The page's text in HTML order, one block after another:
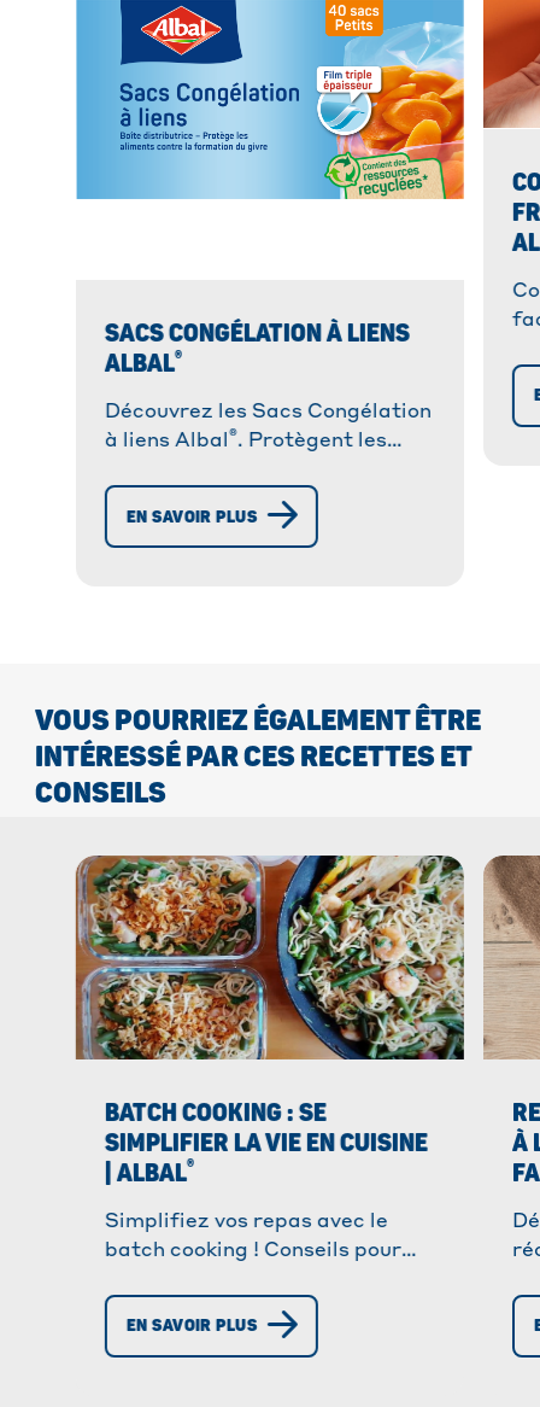
SACS CONGÉLATION À LIENS
ALBAL®
Découvrez les Sacs Congélation
à liens Albal®. Protègent les
givre. Simples à utiliser !
EN SAVOIR PLUS
VOUS POURRIEZ ÉGALEMENT ÊTRE
INTÉRESSÉ PAR CES RECETTES ET
CONSEILS
BATCH COOKING : SE
SIMPLIFIER LA VIE EN CUISINE
| ALBAL®
Simplifiez vos repas avec le
batch cooking ! Conseils pour
stress. Découvrez nos astuces
EN SAVOIR PLUS
À
!